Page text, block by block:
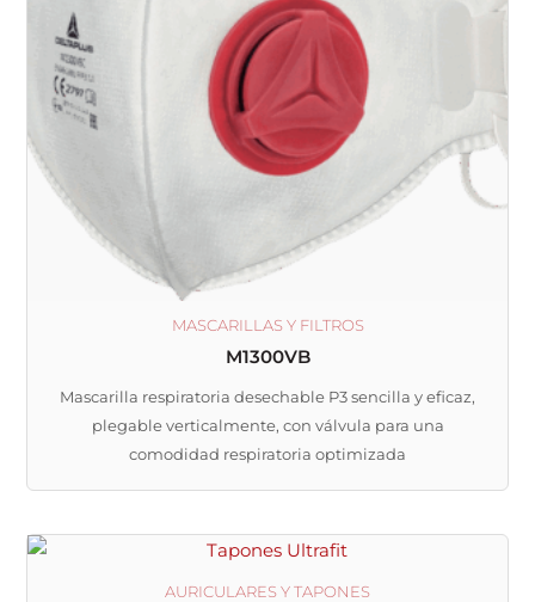
MASCARILLAS Y FILTROS
M1300VB
Mascarilla respiratoria desechable P3 sencilla y eficaz,
plegable verticalmente, con válvula para una
comodidad respiratoria optimizada
AURICULARES Y TAPONES